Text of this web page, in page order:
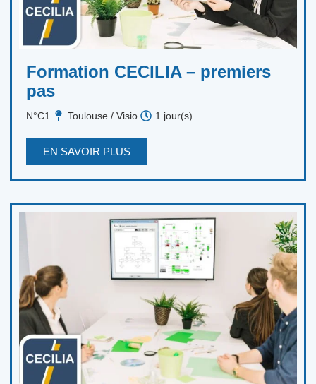
Formation CECILIA – premiers
pas
N°C1 Toulouse / Visio 1 jour(s)
EN SAVOIR PLUS